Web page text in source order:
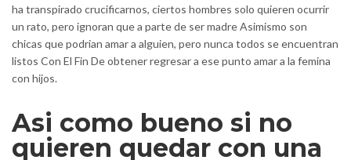
ha transpirado crucificarnos, ciertos hombres solo quieren ocurrir
un rato, pero ignoran que a parte de ser madre Asimismo son
chicas que podri­an amar a alguien, pero nunca todos se encuentran
listos Con El Fin De obtener regresar a ese punto amar a la femina
con hijos.
Asi­ como bueno si no
quieren quedar con una